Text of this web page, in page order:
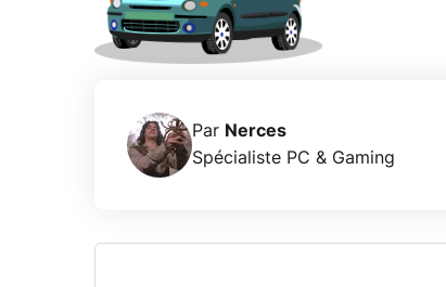
Par Nerces
Spécialiste PC & Gaming